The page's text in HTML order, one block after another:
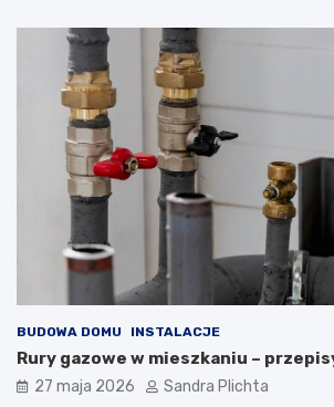
BUDOWA DOMU INSTALACJE
Rury gazowe w mieszkaniu –
27 maja 2026 Sandra Plichta